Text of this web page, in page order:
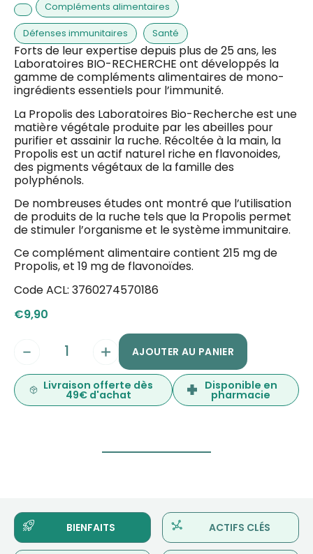
Compléments alimentaires
Défenses immunitaires Santé
Forts de leur expertise depuis plus de 25 ans, les
Laboratoires BIO-RECHERCHE ont développés la
gamme de compléments alimentaires de mono-
ingrédients essentiels pour l’immunité.
La Propolis des Laboratoires Bio-Recherche est une
matière végétale produite par les abeilles pour
purifier et assainir la ruche. Récoltée à la main, la
Propolis est un actif naturel riche en flavonoides,
des pigments végétaux de la famille des
polyphénols.
De nombreuses études ont montré que l’utilisation
de produits de la ruche tels que la Propolis permet
de stimuler l’organisme et le système immunitaire.
Ce complément alimentaire contient 215 mg de
Propolis, et 19 mg de flavonoïdes.
Code ACL: 3760274570186
€9,90
AJOUTER AU PANIER
Livraison offerte dès
49€ d'achat
Disponible en
pharmacie
BIENFAITS ACTIFS CLÉS